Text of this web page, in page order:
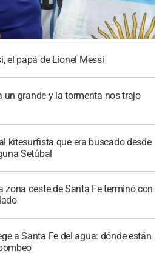
el papá de Lionel Messi
un grande y la tormenta nos trajo
kitesurfista que era buscado desde
Setúbal
zona oeste de Santa Fe terminó con
a Santa Fe del agua: dónde están